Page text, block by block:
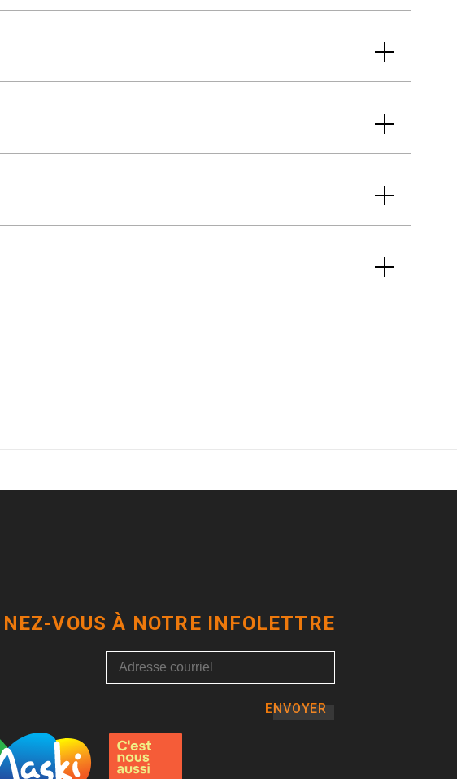
VOUS À NOTRE INFOLETTRE
ENVOYER